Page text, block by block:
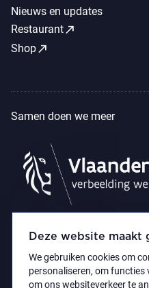
Deze website maakt
We gebruiken cookies om
personaliseren, om functies
om ons websiteverkeer te
Nieuws en updates
Restaurantcall_made
Shopcall_made
Samen doen we meer